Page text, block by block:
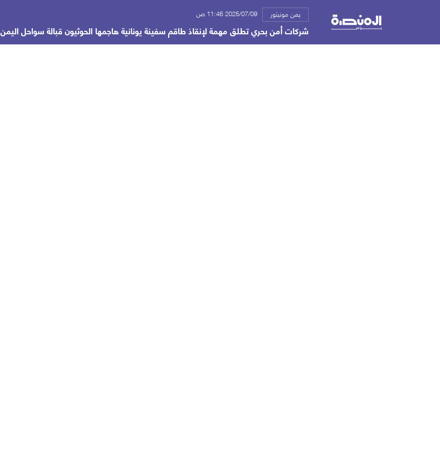
يمن مونيتور 2025/07/09 11:46 ص
شركات أمن بحري تطلق مهمة لإنقاذ طاقم سفينة يونانية هاجمها الحوثيون قبالة سواحل اليمن